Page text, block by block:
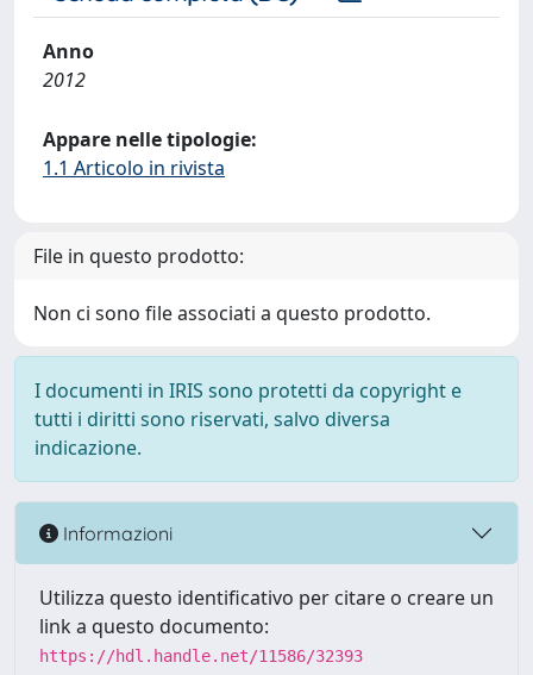
Anno
2012
Appare nelle tipologie:
1.1 Articolo in rivista
File in questo prodotto:
Non ci sono file associati a questo prodotto.
I documenti in IRIS sono protetti da copyright e
tutti i diritti sono riservati, salvo diversa
indicazione.
Informazioni
Utilizza questo identificativo per citare o creare un
link a questo documento:
https://hdl.handle.net/11586/32393